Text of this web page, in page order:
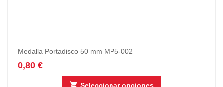
Medalla Portadisco 50 mm MP5-002
0,80 €
Seleccionar opciones